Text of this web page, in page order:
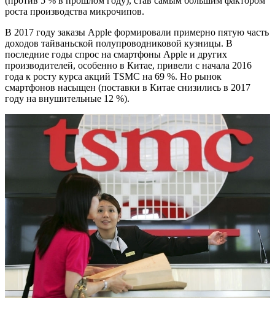
роста производства микрочипов.
В 2017 году заказы Apple формировали примерно пятую часть
доходов тайваньской полупроводниковой кузницы. В
последние годы спрос на смартфоны Apple и других
производителей, особенно в Китае, привели с начала 2016
года к росту курса акций TSMC на 69 %. Но рынок
смартфонов насыщен (поставки в Китае снизились в 2017
году на внушительные 12 %).